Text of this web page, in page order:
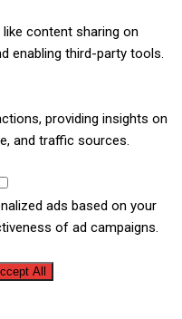
content sharing on
enabling third-party tools.
providing insights on
and traffic sources.
ads based on your
of ad campaigns.
All